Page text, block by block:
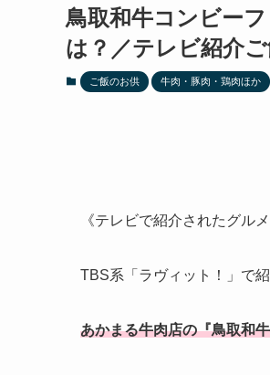
鳥取和牛コンビー
は？／テレビ紹介ご
ご飯のお供 牛肉・豚肉・鶏肉ほか
《テレビで紹介されたグル
TBS系「ラヴィット！」で
あかまる牛肉店の『鳥取和